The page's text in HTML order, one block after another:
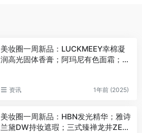
美妆圈一周新品：LUCKMEEY幸棉凝
润高光固体香膏；阿玛尼有色面霜；迪
资讯 1年前 (2025)
美妆圈一周新品：HBN发光精华；雅诗
兰黛DW持妆遮瑕；三式臻禅龙井ZEN